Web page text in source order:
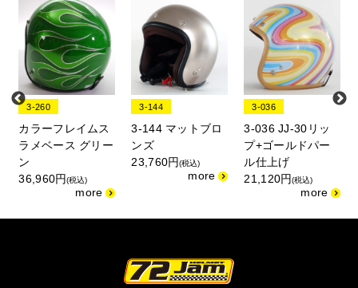
3-260
カラーフレイムス
ラメベース グリー
ン
36,960円(税込)
3-144
3-144 マットブロ
ンズ
23,760円(税込)
3-036
3-036 JJ-30リッ
プ+ゴールドパー
ル仕上げ
21,120円(税込)